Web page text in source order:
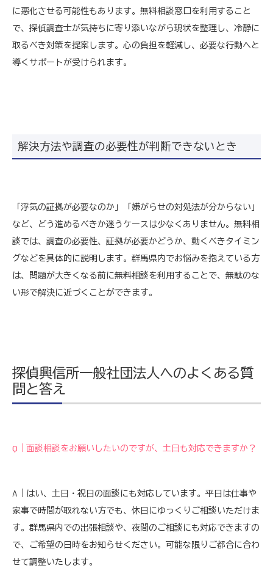
に悪化させる可能性もあります。無料相談窓口を利用すること
で、探偵調査士が気持ちに寄り添いながら現状を整理し、冷静に
取るべき対策を提案します。心の負担を軽減し、必要な行動へと
導くサポートが受けられます。
解決方法や調査の必要性が判断できないとき
「浮気の証拠が必要なのか」「嫌がらせの対処法が分からない」
など、どう進めるべきか迷うケースは少なくありません。無料相
談では、調査の必要性、証拠が必要かどうか、動くべきタイミン
グなどを具体的に説明します。群馬県内でお悩みを抱えている方
は、問題が大きくなる前に無料相談を利用することで、無駄のな
い形で解決に近づくことができます。
探偵興信所一般社団法人へのよくある質
問と答え
Q｜面談相談をお願いしたいのですが、土日も対応できますか？
A｜はい、土日・祝日の面談にも対応しています。平日は仕事や
家事で時間が取れない方でも、休日にゆっくりご相談いただけま
す。群馬県内での出張相談や、夜間のご相談にも対応できますの
で、ご希望の日時をお知らせください。可能な限りご都合に合わ
せて調整いたします。